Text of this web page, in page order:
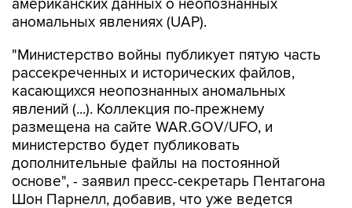
"Министерство войны публикует пятую часть
касающихся неопознанных аномальных
явлений (...). Коллекция по-прежнему
размещена на сайте WAR.GOV/UFO, и
министерство будет публиковать
дополнительные файлы на постоянной
основе", - заявил пресс-секретарь Пентагона
Шон Парнелл, добавив, что уже ведется
работа над следующей подборкой.